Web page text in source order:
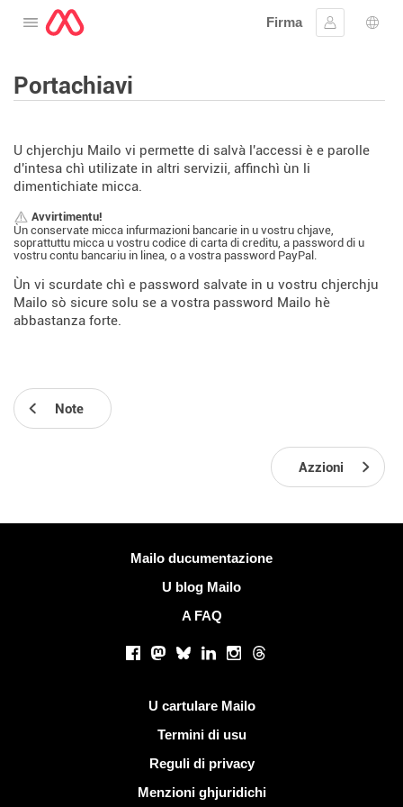
Apre u menu
Firma
Firmà lu
Portachiavi
U chjerchju Mailo vi permette di salvà l'accessi è e parolle
d'intesa chì utilizate in altri servizii, affinchì ùn li
dimentichiate micca.
Avvirtimentu!
Ùn conservate micca infurmazioni bancarie in u vostru chjave,
soprattuttu micca u vostru codice di carta di creditu, a password di u
vostru contu bancariu in linea, o a vostra password PayPal.
Ùn vi scurdate chì e password salvate in u vostru chjerchju
Mailo sò sicure solu se a vostra password Mailo hè
abbastanza forte.
Note
Azzioni
Mailo ducumentazione
U blog Mailo
A FAQ
Facebook
Mastodon
BlueskyLinkedInInstagram
Threads
U cartulare Mailo
Termini di usu
Reguli di privacy
Menzioni ghjuridichi